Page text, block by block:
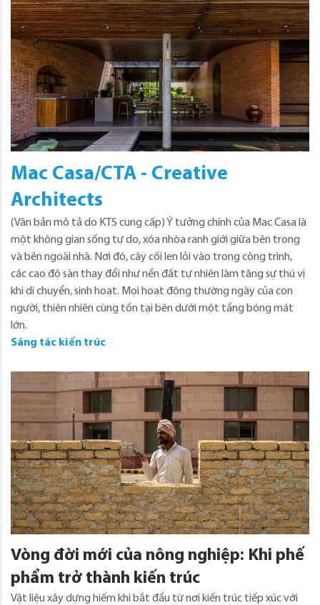
Mac Casa/CTA - Creative
Architects
(Văn bản mô tả do KTS cung cấp) Ý tưởng chính của Mac Casa là
một không gian sống tự do, xóa nhòa ranh giới giữa bên trong
và bên ngoài nhà. Nơi đó, cây cối len lỏi vào trong công trình,
các cao độ sàn thay đổi như nền đất tự nhiên làm tăng sự thú vị
khi di chuyển, sinh hoạt. Mọi hoạt động thường ngày của con
người, thiên nhiên cùng tồn tại bên dưới một tầng bóng mát
lớn.
Sáng tác kiến trúc
Vòng đời mới của nông nghiệp: Khi phế
phẩm trở thành kiến trúc
Vật liệu xây dựng hiếm khi bắt đầu từ nơi kiến ​​trúc tiếp xúc với